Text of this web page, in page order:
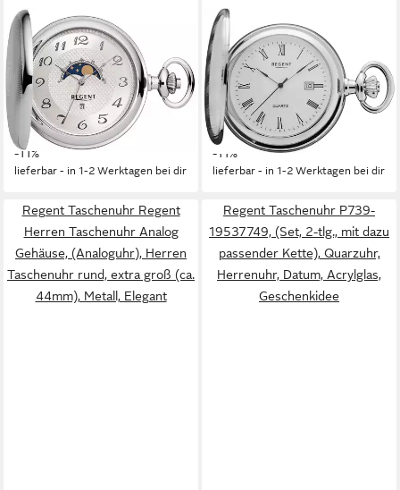
REGENT
Taschenuhr P730, (Set, 2-tlg.,
mit Kette), Quarzuhr,
Herrenuhr, Mondphase,
Datum, Acrylglas
140,62 €
UVP158,00 €
-11%
lieferbar - in 1-2 Werktagen bei dir
REGENT
Taschenuhr P737-19527740,
(Set, 2-tlg., mit dazu
passender Kette), Quarzuhr,
Herrenuhr, Datum, Acrylglas,
Geschenkidee
97,82 € UVP 109,90 €
-11%
lieferbar - in 1-2 Werktagen bei dir
Regent Taschenuhr Regent
Herren Taschenuhr Analog
Gehäuse, (Analoguhr), Herren
Taschenuhr rund, extra groß (ca.
44mm), Metall, Elegant
Regent Taschenuhr P739-
19537749, (Set, 2-tlg., mit dazu
passender Kette), Quarzuhr,
Herrenuhr, Datum, Acrylglas,
Geschenkidee